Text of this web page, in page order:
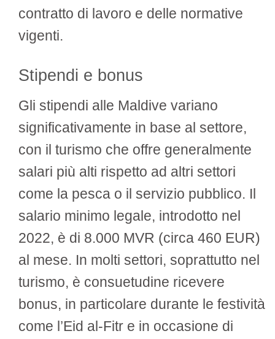
contratto di lavoro e delle normative
vigenti.
Stipendi e bonus
Gli stipendi alle Maldive variano
significativamente in base al settore,
con il turismo che offre generalmente
salari più alti rispetto ad altri settori
come la pesca o il servizio pubblico. Il
salario minimo legale, introdotto nel
2022, è di 8.000 MVR (circa 460 EUR)
al mese. In molti settori, soprattutto nel
turismo, è consuetudine ricevere
bonus, in particolare durante le festività
come l’Eid al-Fitr e in occasione di